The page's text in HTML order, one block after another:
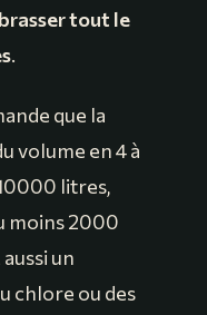
tout le
.
que la
volume en 4 à
litres,
moins 2000
un
chlore ou des